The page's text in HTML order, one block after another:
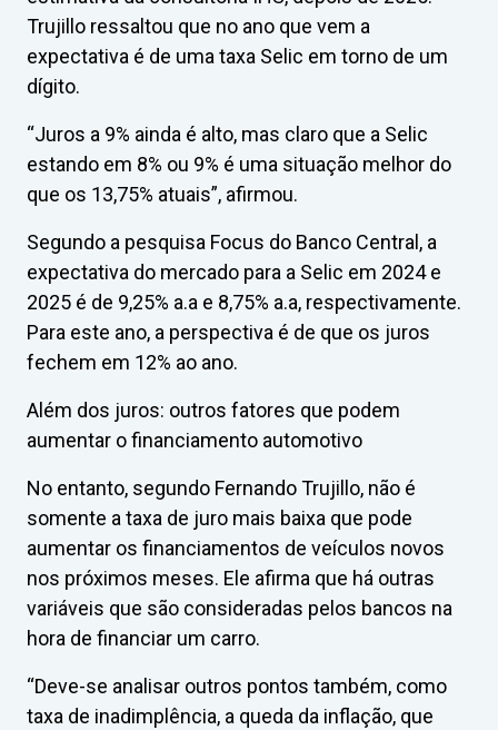
Trujillo ressaltou que no ano que vem a
expectativa é de uma taxa Selic em torno de um
dígito.
“Juros a 9% ainda é alto, mas claro que a Selic
estando em 8% ou 9% é uma situação melhor do
que os 13,75% atuais”, afirmou.
Segundo a pesquisa Focus do Banco Central, a
expectativa do mercado para a Selic em 2024 e
2025 é de 9,25% a.a e 8,75% a.a, respectivamente.
Para este ano, a perspectiva é de que os juros
fechem em 12% ao ano.
Além dos juros: outros fatores que podem
aumentar o financiamento automotivo
No entanto, segundo Fernando Trujillo, não é
somente a taxa de juro mais baixa que pode
aumentar os financiamentos de veículos novos
nos próximos meses. Ele afirma que há outras
variáveis que são consideradas pelos bancos na
hora de financiar um carro.
“Deve-se analisar outros pontos também, como
taxa de inadimplência, a queda da inflação, que